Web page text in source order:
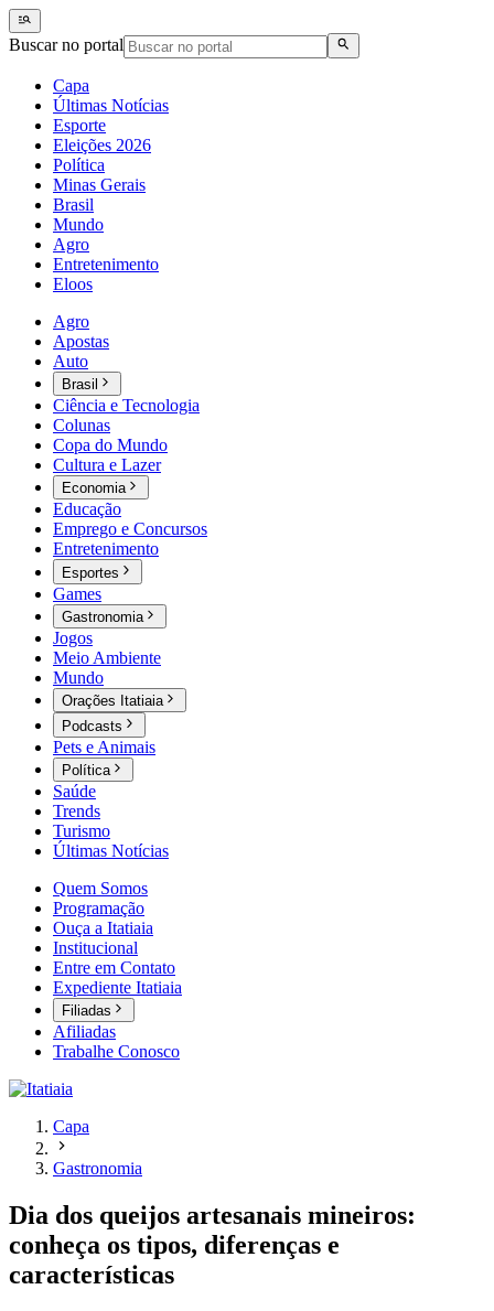
Buscar no portal
Capa
Últimas Notícias
Esporte
Eleições 2026
Política
Minas Gerais
Brasil
Mundo
Agro
Entretenimento
Eloos
Agro
Apostas
Auto
Brasil
Ciência e Tecnologia
Colunas
Copa do Mundo
Cultura e Lazer
Economia
Educação
Emprego e Concursos
Entretenimento
Esportes
Games
Gastronomia
Jogos
Meio Ambiente
Mundo
Orações Itatiaia
Podcasts
Pets e Animais
Política
Saúde
Trends
Turismo
Últimas Notícias
Quem Somos
Programação
Ouça a Itatiaia
Institucional
Entre em Contato
Expediente Itatiaia
Filiadas
Afiliadas
Trabalhe Conosco
Capa
Gastronomia
Dia dos queijos artesanais mineiros:
conheça os tipos, diferenças e
características